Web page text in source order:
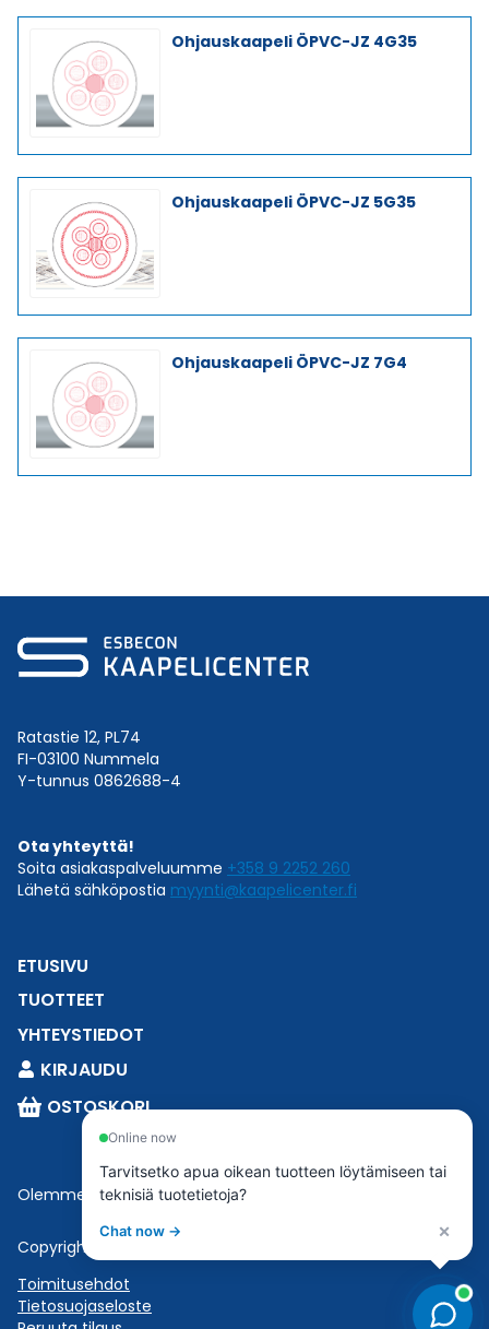
Ohjauskaapeli ÖPVC-JZ 4G35
Ohjauskaapeli ÖPVC-JZ 5G35
Ohjauskaapeli ÖPVC-JZ 7G4
Ratastie 12, PL74
FI-03100 Nummela
Y-tunnus 0862688-4
Ota yhteyttä!
Soita asiakaspalveluumme +358 9 2252 260
Lähetä sähköpostia myynti@kaapelicenter.fi
ETUSIVU
TUOTTEET
YHTEYSTIEDOT
KIRJAUDU
OSTOSKORI
Olemme osaEsbeconia.
Copyright © 2023 Esbecon | All Rights Reserved
Toimitusehdot
Tietosuojaseloste
Online now
Tarvitsetko apua oikean tuotteen löytämiseen tai
teknisiä tuotetietoja?
Chat now → ×